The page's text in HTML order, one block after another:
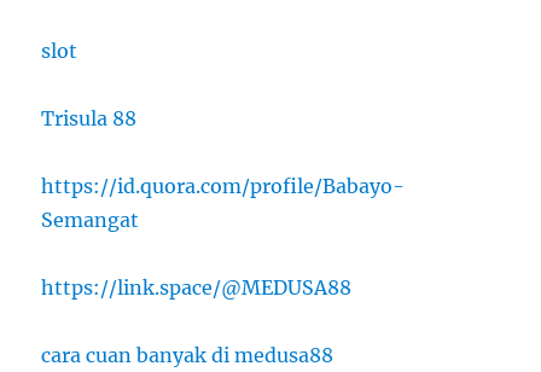
slot
Trisula 88
https://id.quora.com/profile/Babayo-
Semangat
https://link.space/@MEDUSA88
cara cuan banyak di medusa88